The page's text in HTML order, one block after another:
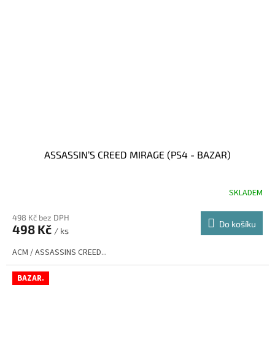
ASSASSIN’S CREED MIRAGE (PS4 - BAZAR)
SKLADEM
498 Kč bez DPH
498 Kč / ks
Do košíku
ACM / ASSASSINS CREED...
BAZAR.